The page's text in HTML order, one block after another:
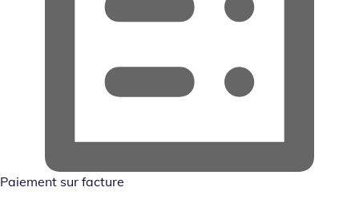
Paiement sur facture